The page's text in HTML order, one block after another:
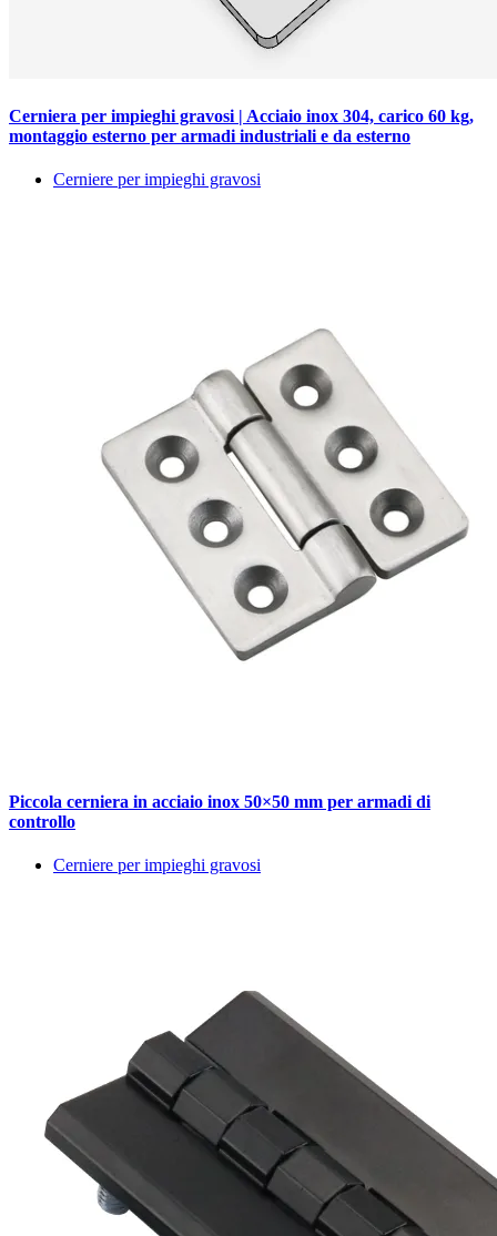
Cerniera per impieghi gravosi | Acciaio inox 304, carico 60 kg,
montaggio esterno per armadi industriali e da esterno
Cerniere per impieghi gravosi
Piccola cerniera in acciaio inox 50×50 mm per armadi di
controllo
Cerniere per impieghi gravosi